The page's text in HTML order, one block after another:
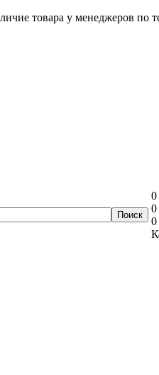
товара у менеджеров по
0
0
0